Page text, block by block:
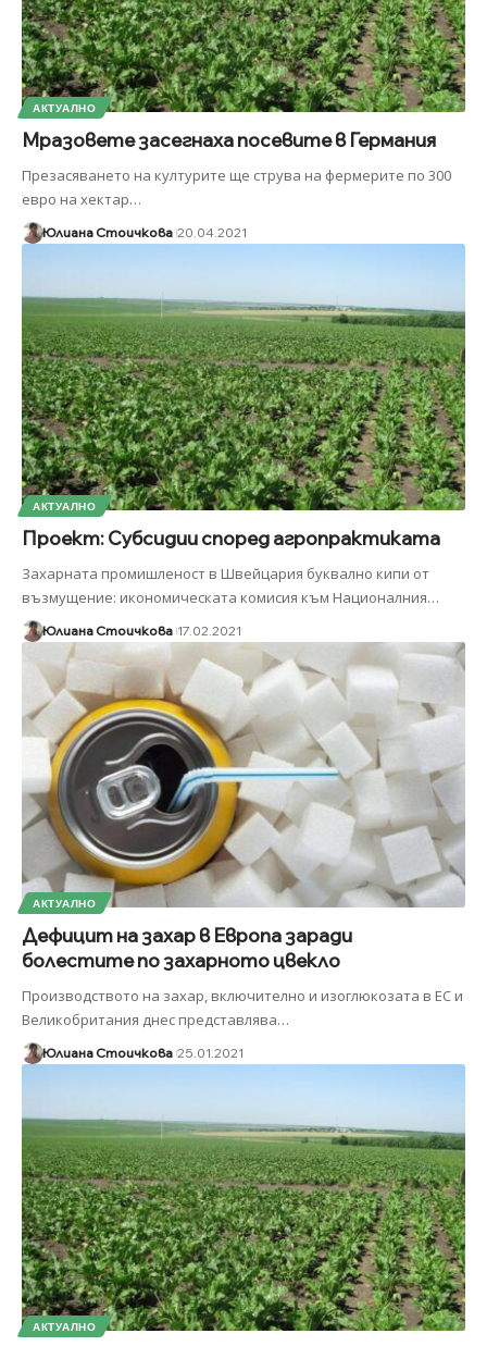
АКТУАЛНО
Мразовете засегнаха посевите в Германия
Презасяването на културите ще струва на фермерите по 300
евро на хектар…
Юлиана Стоичкова 20.04.2021
АКТУАЛНО
Проект: Субсидии според агропрактиката
Захарната промишленост в Швейцария буквално кипи от
възмущение: икономическата комисия към Националния…
Юлиана Стоичкова 17.02.2021
АКТУАЛНО
Дефицит на захар в Европа заради
болестите по захарното цвекло
Производството на захар, включително и изоглюкозата в ЕС и
Великобритания днес представлява…
Юлиана Стоичкова 25.01.2021
АКТУАЛНО